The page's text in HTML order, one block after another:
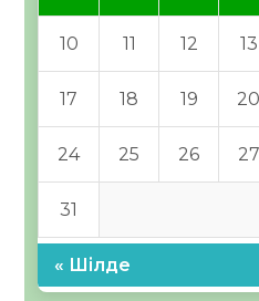
10 11 12 13
17 18 19 20
24 25 26 27
31
« Шілде